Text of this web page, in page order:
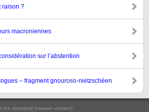
raison ?
macroniennes
sur l’abstention
– fragment gnouroso-nietzschéen
the standard browser version).